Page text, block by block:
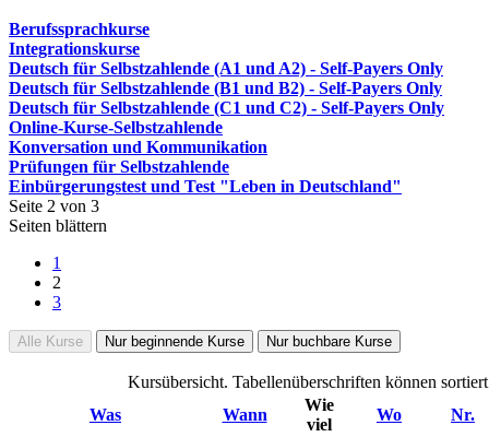
Berufssprachkurse
Integrationskurse
Deutsch für Selbstzahlende (A1 und A2) - Self-Payers Only
Deutsch für Selbstzahlende (B1 und B2) - Self-Payers Only
Deutsch für Selbstzahlende (C1 und C2) - Self-Payers Only
Online-Kurse-Selbstzahlende
Konversation und Kommunikation
Prüfungen für Selbstzahlende
Einbürgerungstest und Test "Leben in Deutschland"
Seite 2 von 3
Seiten blättern
1
2
3
Alle Kurse Nur beginnende Kurse Nur buchbare Kurse
Kursübersicht. Tabellenüberschriften können
Was
Wann
Wie
viel
Wo Nr.